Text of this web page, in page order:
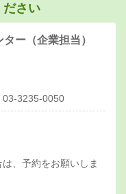
ださい
ー（企業担当）
3235-0050
、予約をお願いしま